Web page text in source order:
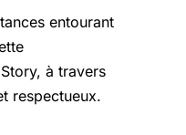
entourant
à travers
respectueux.